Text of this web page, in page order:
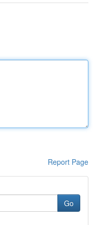
Report Page
Go